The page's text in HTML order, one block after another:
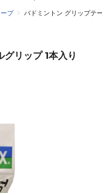
プ バドミントン グリップテ
リップ 1本入り